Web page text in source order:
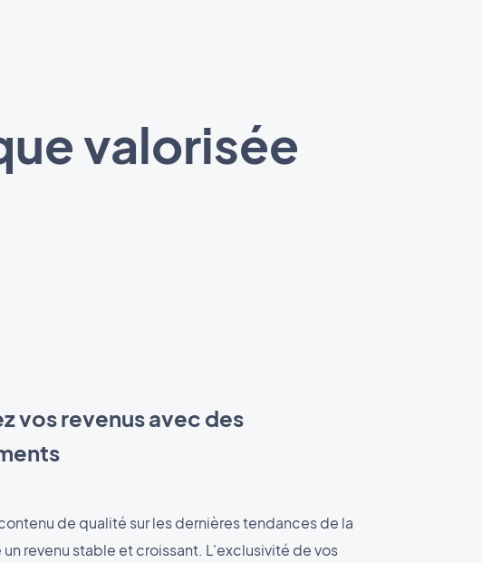
valorisée
vos revenus avec des
de qualité sur les dernières tendances de la
un revenu stable et croissant. L'exclusivité de vos